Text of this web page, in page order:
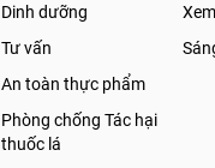
Dinh dưỡng
Tư vấn
An toàn thực phẩm
Phòng chống Tác hại
thuốc lá